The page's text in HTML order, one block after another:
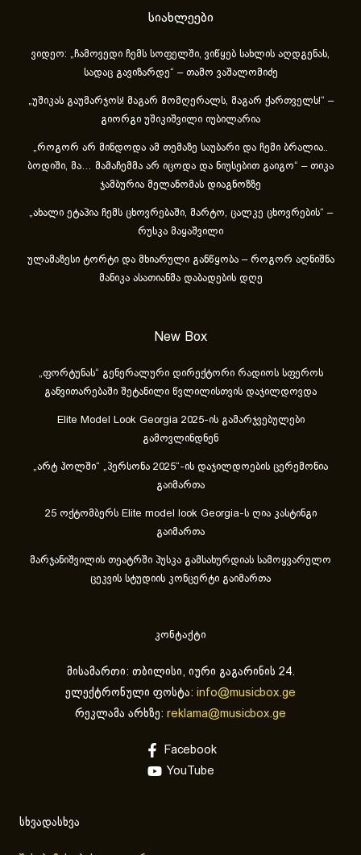
სიახლეები
ვიდეო: „ჩამოვედი ჩემს სოფელში, ვიწყებ სახლის აღდგენას,
სადაც გავიზარდე“ – თამო ვაშალომიძე
„უშიკას გაუმარჯოს! მაგარ მომღერალს, მაგარ ქართველს!“ –
გიორგი უშიკიშვილი იუბილარია
„როგორ არ მინდოდა ამ თემაზე საუბარი და ჩემი ბრალია..
ბოდიში, მა… მამაჩემმა არ იცოდა და ნიუსებით გაიგო“ – თიკა
ჯამბურია მელანომას დიაგნოზზე
„ახა­ლი ეტა­პია ჩემს ცხოვ­რე­ბა­ში, მარ­ტო, ცალ­კე ცხოვ­რე­ბის“ –
რუსკა მაყაშვილი
ულამაზესი ტორტი და მხიარული განწყობა – როგორ აღნიშნა
მანიკა ასათიანმა დაბადების დღე
New Box
„ფორტუნას“ გენერალური დირექტორი რადიოს სფეროს
განვითარებაში შეტანილი წვლილისთვის დაჯილდოვდა
Elite Model Look Georgia 2025-ის გამარჯვებულები
გამოვლინდნენ
„არტ ჰოლში“ „პერსონა 2025“-ის დაჯილდოების ცერემონია
გაიმართა
25 ოქტომბერს Elite model look Georgia-ს ღია კასტინგი
გაიმართა
მარჯანიშვილის თეატრში პუსკა გამსახურდიას სამოყვარულო
ცეკვის სტუდიის კონცერტი გაიმართა
კონტაქტი
მისამართი: თბილისი, იური გაგარინის 24.
ელექტრონული ფოსტა: info@musicbox.ge
რეკლამა არხზე: reklama@musicbox.ge
Facebook
YouTube
სხვადასხვა